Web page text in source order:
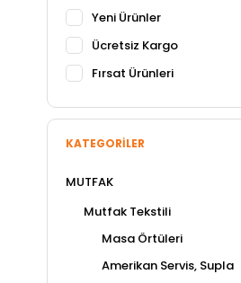
Yeni Ürünler
Ücretsiz Kargo
Fırsat Ürünleri
KATEGORILER
MUTFAK
Mutfak Tekstili
Masa Örtüleri
Amerikan Servis, Supla